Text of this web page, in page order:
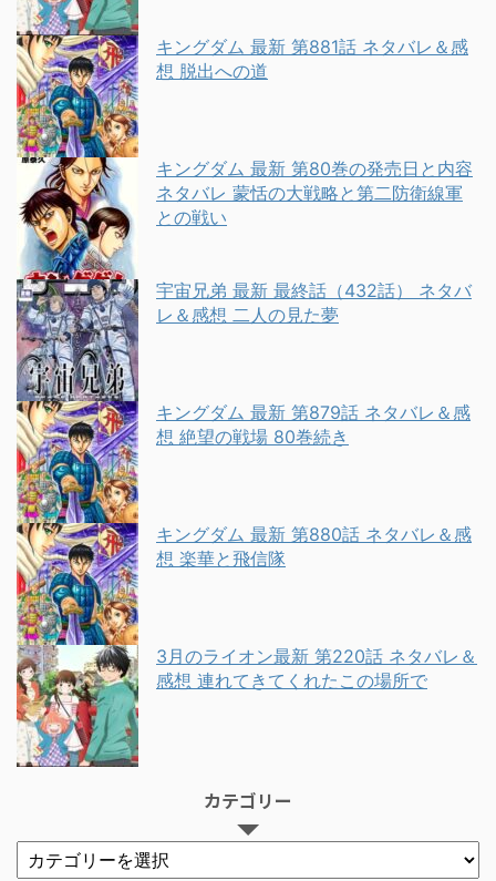
キングダム 最新 第881話 ネタバレ＆感
想 脱出への道
キングダム 最新 第80巻の発売日と内容
ネタバレ 蒙恬の大戦略と第二防衛線軍
との戦い
宇宙兄弟 最新 最終話（432話） ネタバ
レ＆感想 二人の見た夢
キングダム 最新 第879話 ネタバレ＆感
想 絶望の戦場 80巻続き
キングダム 最新 第880話 ネタバレ＆感
想 楽華と飛信隊
3月のライオン最新 第220話 ネタバレ＆
感想 連れてきてくれたこの場所で
カテゴリー